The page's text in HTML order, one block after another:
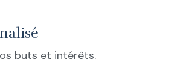
buts et intérêts.